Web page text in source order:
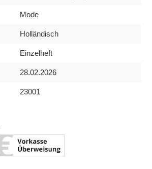
Mode
Holländisch
Einzelheft
28.02.2026
23001